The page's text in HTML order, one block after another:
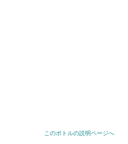
このボトルの説明ページへ